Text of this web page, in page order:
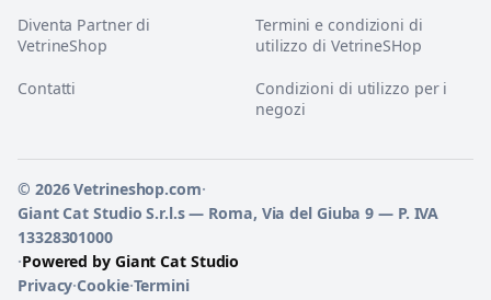
Diventa Partner di
VetrineShop
Contatti
Termini e condizioni di
utilizzo di VetrineSHop
Condizioni di utilizzo per i
negozi
© 2026 Vetrineshop.com·
Giant Cat Studio S.r.l.s — Roma, Via del Giuba 9 — P. IVA
13328301000
·Powered by Giant Cat Studio
Privacy·Cookie·Termini